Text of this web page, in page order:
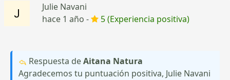
Julie Navani
hace 1 año -
5 (Experiencia positiva)
Respuesta deAitana Natura
Agradecemos tu puntuación positiva, Julie Navani